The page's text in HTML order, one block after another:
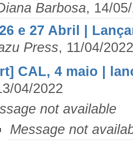
Barbosa, 14/
e 27 Abril |
Press, 11/04/2022
CAL, 4 maio |
04/2022
not available
Message not